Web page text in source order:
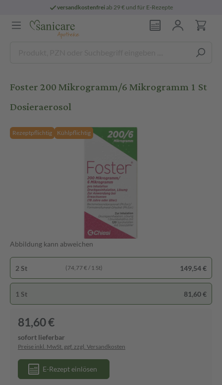
versandkostenfreiab 29 € und für E-Rezepte
Foster 200 Mikrogramm/6 Mikrogramm 1 St
Dosieraerosol
Rezeptpflichtig Kühlpflichtig
Abbildung kann abweichen
2 St (74,77 € / 1 St) 149,54 €
1 St 81,60 €
81,60 €
sofort lieferbar
Preise inkl. MwSt. ggf. zzgl. Versandkosten
E-Rezept einlösen